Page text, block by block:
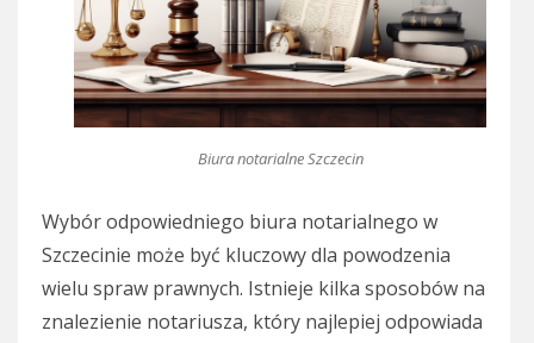
Biura notarialne Szczecin
Wybór odpowiedniego biura notarialnego w
Szczecinie może być kluczowy dla powodzenia
wielu spraw prawnych. Istnieje kilka sposobów na
znalezienie notariusza, który najlepiej odpowiada